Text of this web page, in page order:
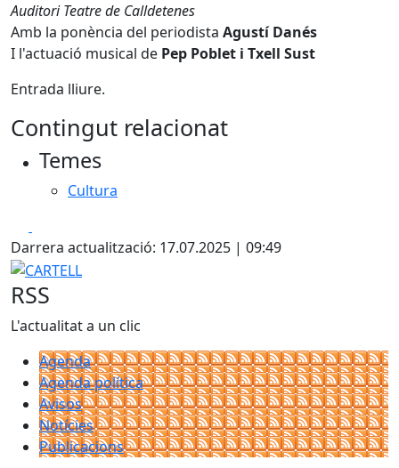
Auditori Teatre de Calldetenes
Amb la ponència del periodista Agustí Danés
I l'actuació musical de Pep Poblet i Txell Sust
Entrada lliure.
Contingut relacionat
Temes
Cultura
Darrera actualització: 17.07.2025 | 09:49
CARTELL
RSS
L'actualitat a un clic
Agenda
Agenda política
Avisos
Notícies
Publicacions